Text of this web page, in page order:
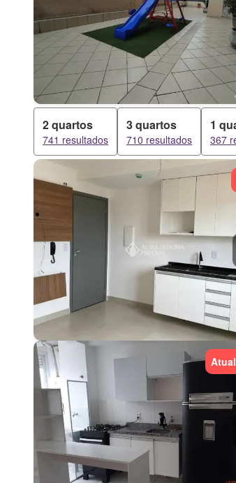
2 quartos
741 resultados
3 quartos
710 resultados
1
367